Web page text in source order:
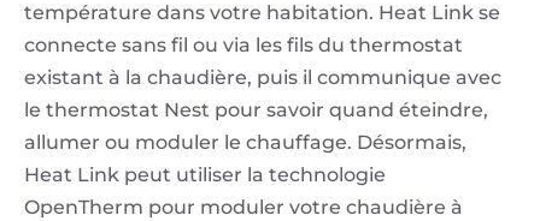
température dans votre habitation. Heat Link se
connecte sans fil ou via les fils du thermostat
existant à la chaudière, puis il communique avec
le thermostat Nest pour savoir quand éteindre,
allumer ou moduler le chauffage. Désormais,
Heat Link peut utiliser la technologie
OpenTherm pour moduler votre chaudière à